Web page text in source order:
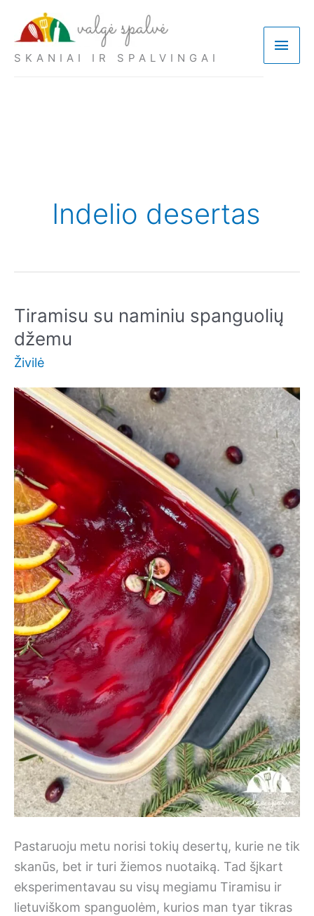
SKANIAI IR SPALVINGAI
Indelio desertas
Tiramisu su naminiu spanguolių
džemu
Živilė
Pastaruoju metu norisi tokių desertų, kurie ne tik
skanūs, bet ir turi žiemos nuotaiką. Tad šįkart
eksperimentavau su visų megiamu Tiramisu ir
lietuviškom spanguolėm, kurios man tyar tikras